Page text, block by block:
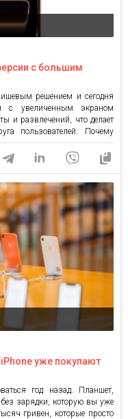
с большим
решением и сегодня
с увеличенным экраном
и развлечений, что делает
пользователей. Почему
Современные приложения и
к размеру
чтение новостей […]
уже покупают
год назад. Планшет,
зарядки, которую вы уже
гривен, которые просто